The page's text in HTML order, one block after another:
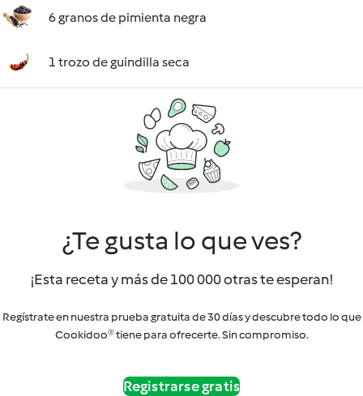
6 granos de pimienta negra
1 trozo de guindilla seca
¿Te gusta lo que ves?
¡Esta receta y más de 100 000 otras te esperan!
Regístrate en nuestra prueba gratuita de 30 días y descubre todo lo que
Cookidoo® tiene para ofrecerte. Sin compromiso.
Registrarse gratis